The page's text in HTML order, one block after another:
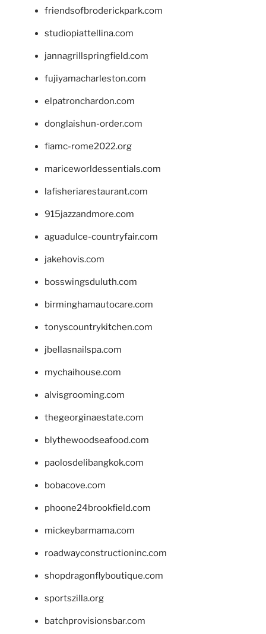
friendsofbroderickpark.com
studiopiattellina.com
jannagrillspringfield.com
fujiyamacharleston.com
elpatronchardon.com
donglaishun-order.com
fiamc-rome2022.org
mariceworldessentials.com
lafisheriarestaurant.com
915jazzandmore.com
aguadulce-countryfair.com
jakehovis.com
bosswingsduluth.com
birminghamautocare.com
tonyscountrykitchen.com
jbellasnailspa.com
mychaihouse.com
alvisgrooming.com
thegeorginaestate.com
blythewoodseafood.com
paolosdelibangkok.com
bobacove.com
phoone24brookfield.com
mickeybarmama.com
roadwayconstructioninc.com
shopdragonflyboutique.com
sportszilla.org
batchprovisionsbar.com